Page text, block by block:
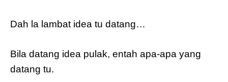
Dah la lambat idea tu datang…
Bila datang idea pulak, entah apa-apa yang
datang tu.